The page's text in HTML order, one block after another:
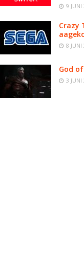
9 JUNI
Crazy
8 JUNI
God
3 JUNI